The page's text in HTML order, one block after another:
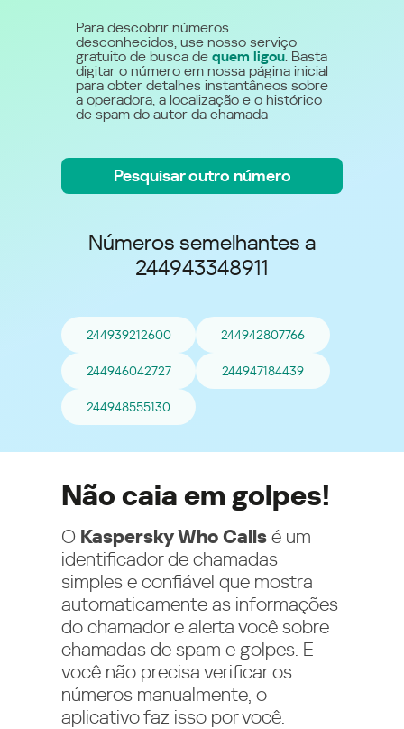
Para descobrir números
desconhecidos, use nosso serviço
gratuito de busca de quem ligou. Basta
digitar o número em nossa página inicial
para obter detalhes instantâneos sobre
a operadora, a localização e o histórico
de spam do autor da chamada
Pesquisar outro número
Números semelhantes a
244943348911
244939212600 244942807766
244946042727 244947184439
244948555130
Não caia em golpes!
O Kaspersky Who Calls é um
identificador de chamadas
simples e confiável que mostra
automaticamente as informações
do chamador e alerta você sobre
chamadas de spam e golpes. E
você não precisa verificar os
números manualmente, o
aplicativo faz isso por você.